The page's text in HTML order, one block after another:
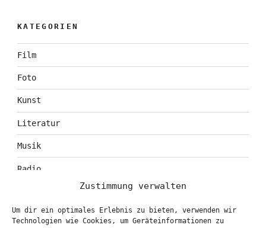
Zustimmung verwalten
Um dir ein optimales Erlebnis zu bieten, verwenden wir
Technologien wie Cookies, um Geräteinformationen zu
KATEGORIEN
Film
Foto
Kunst
Literatur
Musik
Radio
Theater